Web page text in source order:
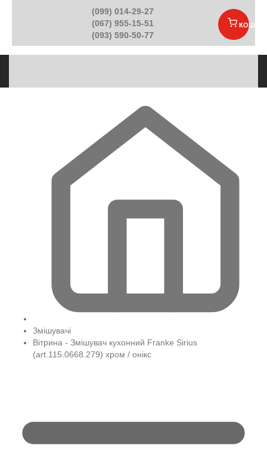
(099) 014-29-27
(067) 955-15-51
(093) 590-50-77
КОШИК
Змішувачі
Вітрина - Змішувач кухонний Franke Sirius
(art.115.0668.279) хром / онікс